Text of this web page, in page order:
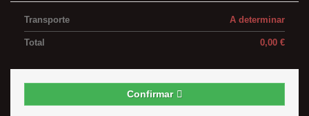
A determinar
Transporte
0,00 €
Total
Confirmar